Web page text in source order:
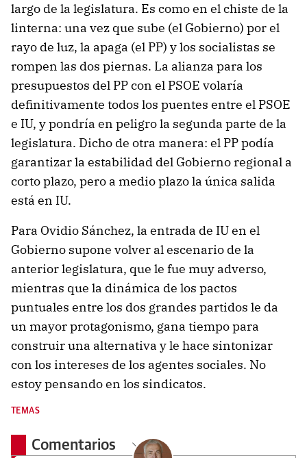
largo de la legislatura. Es como en el chiste de la
linterna: una vez que sube (el Gobierno) por el
rayo de luz, la apaga (el PP) y los socialistas se
rompen las dos piernas. La alianza para los
presupuestos del PP con el PSOE volaría
definitivamente todos los puentes entre el PSOE
e IU, y pondría en peligro la segunda parte de la
legislatura. Dicho de otra manera: el PP podía
garantizar la estabilidad del Gobierno regional a
corto plazo, pero a medio plazo la única salida
está en IU.
Para Ovidio Sánchez, la entrada de IU en el
Gobierno supone volver al escenario de la
anterior legislatura, que le fue muy adverso,
mientras que la dinámica de los pactos
puntuales entre los dos grandes partidos le da
un mayor protagonismo, gana tiempo para
construir una alternativa y le hace sintonizar
con los intereses de los agentes sociales. No
estoy pensando en los sindicatos.
TEMAS
Comentarios